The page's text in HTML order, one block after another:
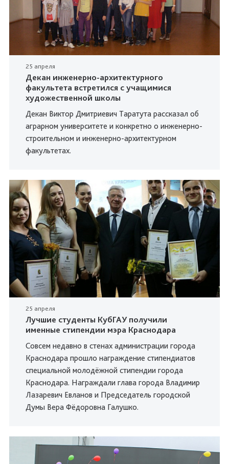
25 апреля
Декан инженерно-архитектурного
факультета встретился с учащимися
художественной школы
Декан Виктор Дмитриевич Таратута рассказал об
аграрном университете и конкретно о инженерно-
строительном и инженерно-архитектурном
факультетах.
25 апреля
Лучшие студенты КубГАУ получили
именные стипендии мэра Краснодара
Совсем недавно в стенах администрации города
Краснодара прошло награждение стипендиатов
специальной молодёжной стипендии города
Краснодара. Награждали глава города Владимир
Лазаревич Евланов и Председатель городской
Думы Вера Фёдоровна Галушко.